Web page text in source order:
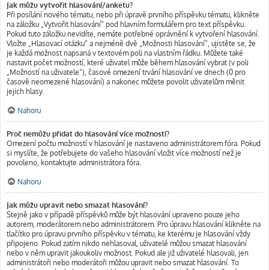
Jak můžu vytvořit hlasování/anketu?
Při posílání nového tématu, nebo při úpravě prvního příspěvku tématu, klikněte
na záložku „Vytvořit hlasování“ pod hlavním formulářem pro text příspěvku.
Pokud tuto záložku nevidíte, nemáte potřebné oprávnění k vytvoření hlasování.
Vložte „Hlasovací otázku“ a nejméně dvě „Možnosti hlasování“, ujistěte se, že
je každá možnost napsaná v textovém poli na vlastním řádku. Můžete také
nastavit počet možností, které uživatel může během hlasování vybrat (v poli
„Možností na uživatele“), časové omezení trvání hlasování ve dnech (0 pro
časově neomezené hlasování) a nakonec můžete povolit uživatelům měnit
jejich hlasy.
Nahoru
Proč nemůžu přidat do hlasování více možností?
Omezení počtu možností v hlasování je nastaveno administrátorem fóra. Pokud
si myslíte, že potřebujete do vašeho hlasování vložit více možností než je
povoleno, kontaktujte administrátora fóra.
Nahoru
Jak můžu upravit nebo smazat hlasování?
Stejně jako v případě příspěvků může být hlasování upraveno pouze jeho
autorem, moderátorem nebo administrátorem. Pro úpravu hlasování klikněte na
tlačítko pro úpravu prvního příspěvku v tématu, ke kterému je hlasování vždy
připojeno. Pokud zatím nikdo nehlasoval, uživatelé můžou smazat hlasování
nebo v něm upravit jakoukoliv možnost. Pokud ale již uživatelé hlasovali, jen
administrátoři nebo moderátoři můžou upravit nebo smazat hlasování. To